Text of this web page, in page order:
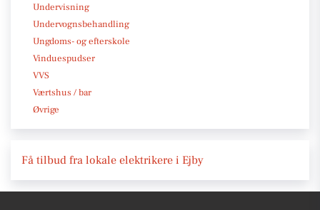
Undervisning
Undervognsbehandling
Ungdoms- og efterskole
Vinduespudser
VVS
Værtshus / bar
Øvrige
Få tilbud fra lokale elektrikere i Ejby